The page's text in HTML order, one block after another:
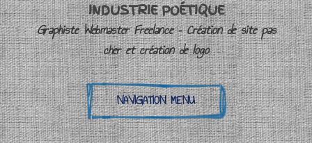
INDUSTRIE POÉTIQUE
Graphiste Webmaster Freelance – Création de site pas
cher et création de logo
NAVIGATION MENU